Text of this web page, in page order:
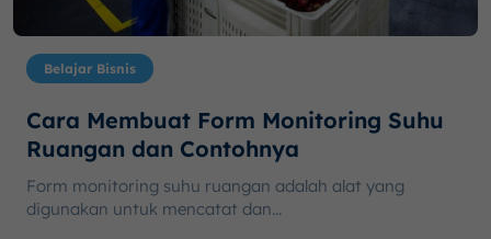
Belajar Bisnis
Cara Membuat Form Monitoring Suhu
Ruangan dan Contohnya
Form monitoring suhu ruangan adalah alat yang
digunakan untuk mencatat dan...